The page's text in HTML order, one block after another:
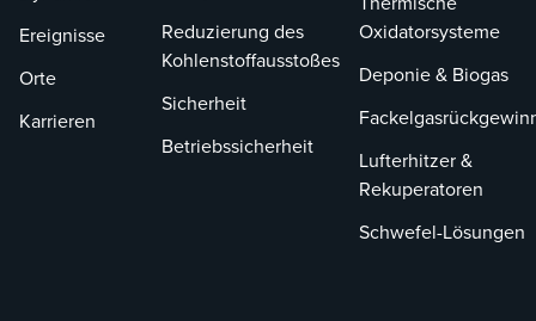
Ereignisse
Orte
Karrieren
Reduzierung des
Kohlenstoffausstoßes
Sicherheit
Betriebssicherheit
Oxidatorsysteme
Deponie & Biogas
Lufterhitzer &
Rekuperatoren
Schwefel-Lösungen